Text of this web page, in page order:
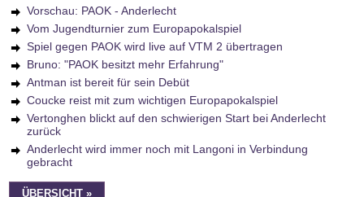
Vorschau: PAOK - Anderlecht
Vom Jugendturnier zum Europapokalspiel
Spiel gegen PAOK wird live auf VTM 2 übertragen
Bruno: "PAOK besitzt mehr Erfahrung"
Antman ist bereit für sein Debüt
Coucke reist mit zum wichtigen Europapokalspiel
Vertonghen blickt auf den schwierigen Start bei Anderlecht
zurück
Anderlecht wird immer noch mit Langoni in Verbindung
gebracht
ÜBERSICHT »